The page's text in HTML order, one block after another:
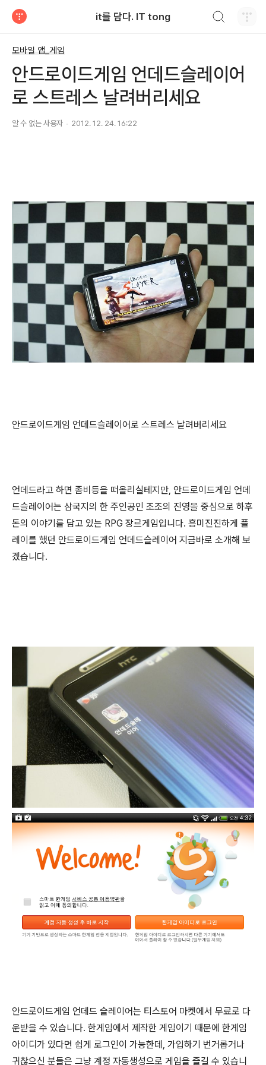
it를 담다. IT tong
모바일 앱_게임
안드로이드게임 언데드슬레이어
로 스트레스 날려버리세요
알 수 없는 사용자 2012. 12. 24. 16:22
안드로이드게임 언데드슬레이어로 스트레스 날려버리세요
언데드라고 하면 좀비등을 떠올리실테지만, 안드로이드게임 언데
드슬레이어는 삼국지의 한 주인공인 조조의 진영을 중심으로 하후
돈의 이야기를 담고 있는 RPG 장르게임입니다. 흥미진진하게 플
레이를 했던 안드로이드게임 언데드슬레이어 지금바로 소개해 보
겠습니다.
안드로이드게임 언데드 슬레이어는 티스토어 마켓에서 무료로 다
운받을 수 있습니다. 한게임에서 제작한 게임이기 때문에 한게임
아이디가 있다면 쉽게 로그인이 가능한데, 가입하기 번거롭거나
귀찮으신 분들은 그냥 계정 자동생성으로 게임을 즐길 수 있습니